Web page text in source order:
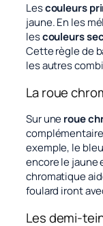
Lescouleurs
jaune. En les
lescouleurs
Cette règle de
les autres
La roue
Sur uneroue
exemple, le
encore le
chromatique
foulard iront
Les demi-